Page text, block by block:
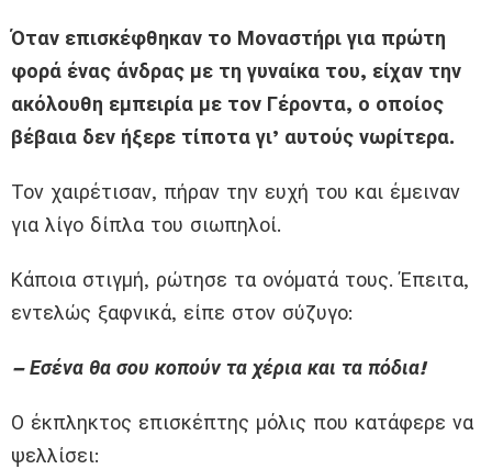
Όταν επισκέφθηκαν το Μοναστήρι για πρώτη
φορά ένας άνδρας με τη γυναίκα του, είχαν την
ακόλουθη εμπειρία με τον Γέροντα, ο οποίος
βέβαια δεν ήξερε τίποτα γι’ αυτούς νωρίτερα.
Τον χαιρέτισαν, πήραν την ευχή του και έμειναν
για λίγο δίπλα του σιωπηλοί.
Κάποια στιγμή, ρώτησε τα ονόματά τους. Έπειτα,
εντελώς ξαφνικά, είπε στον σύζυγο:
– Εσένα θα σου κοπούν τα χέρια και τα πόδια!
Ο έκπληκτος επισκέπτης μόλις που κατάφερε να
ψελλίσει: